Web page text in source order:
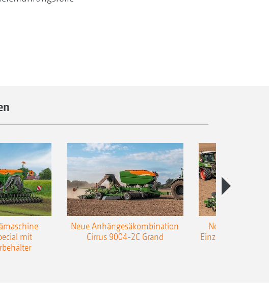
mit
Neue Anhängesäkombination
Cirrus 9004-2C Grand
Neue
Einzelkorn-